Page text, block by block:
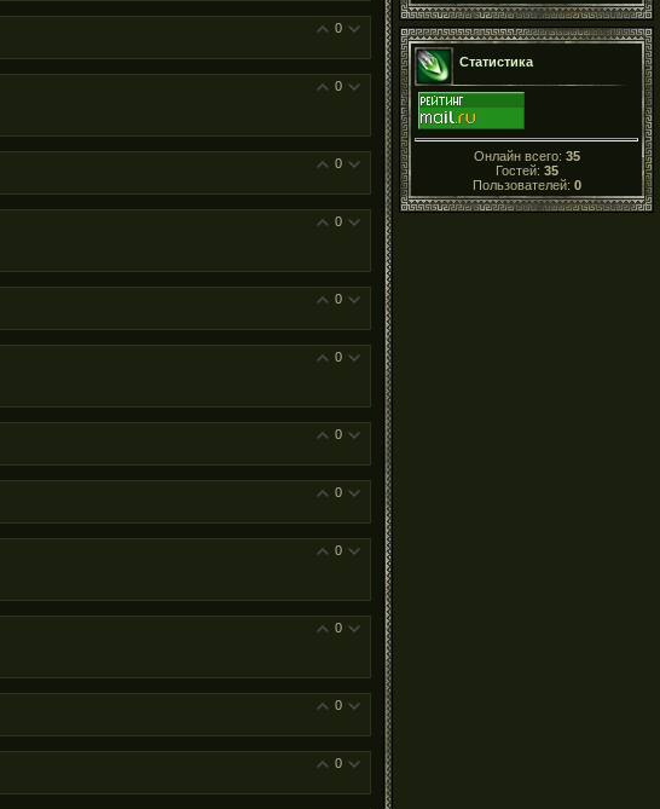
0
0
0
0
0
0
0
0
0
0
0
0
Статистика
Онлайн всего: 35
Гостей: 35
Пользователей: 0